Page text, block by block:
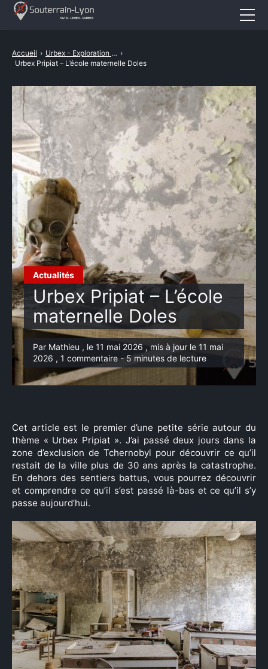
Actualités
Urbex Pripiat – L’école
maternelle Doles
Par Mathieu , le 11 mai 2026 , mis à jour le 11 mai
2026 , 1 commentaire - 5 minutes de lecture
Accueil › Urbex - Exploration Urbaine ›
Urbex Pripiat – L’école maternelle Doles
Cet article est le premier d’une petite série autour du
thème « Urbex Pripiat ». J’ai passé deux jours dans la
zone d’exclusion de Tchernobyl pour découvrir ce qu’il
restait de la ville plus de 30 ans après la catastrophe.
En dehors des sentiers battus, vous pourrez découvrir
et comprendre ce qu’il s’est passé là-bas et ce qu’il s’y
passe aujourd’hui.
Actualités
Cataphile
Urbex
Revival
A propos
CONTACT